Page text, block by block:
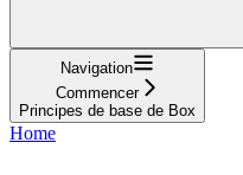
Navigation
Commencer
Principes de base de Box
Home